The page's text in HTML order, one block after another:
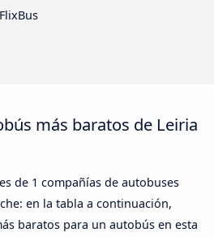
FlixBus
más baratos de Leiria
de 1 compañías de autobuses
en la tabla a continuación,
baratos para un autobús en esta